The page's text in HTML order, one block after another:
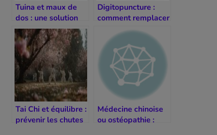
Tuina et maux de
dos : une solution
naturelle
Digitopuncture :
comment remplacer
les aiguilles ?
Tai Chi et équilibre :
prévenir les chutes
Médecine chinoise
ou ostéopathie :